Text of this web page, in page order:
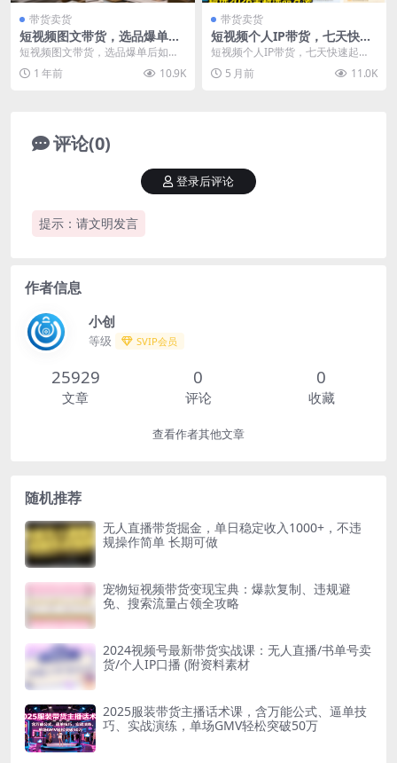
带货卖货
短视频图文带货，选品爆单后
如何接流量
短视频图文带货，选品爆单后如何
接流量 课程内容： 复盘账号 如何
选品 账号不是一...
1 年前 10.9K
带货卖货
短视频个人IP带货，七天快速
起号，精选2026全新选品方法
短视频个人IP带货，七天快速起
号，精选2026全新选品方法 课程介
绍： 个人IP...
5 月前 11.0K
评论(0)
提示：请文明发言
登录后评论
作者信息
小创
等级 SVIP会员
25929
文章
0
评论
0
收藏
查看作者其他文章
随机推荐
无人直播带货掘金，单日稳定收入1000+，不违
规操作简单 长期可做
宠物短视频带货变现宝典：爆款复制、违规避
免、搜索流量占领全攻略
2024视频号最新带货实战课：无人直播/书单号卖
货/个人IP口播 (附资料素材
2025服装带货主播话术课，含万能公式、逼单技
巧、实战演练，单场GMV轻松突破50万